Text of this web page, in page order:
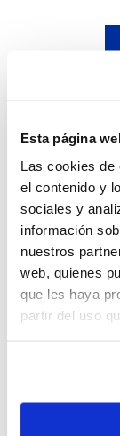
Esta página
Las cookies de
el contenido y
sociales y
información
nuestros
web, quienes
que les haya
partir del uso
Alginet,
Final
,